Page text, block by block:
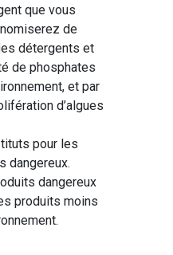
que vous
de
détergents et
de phosphates
et par
d’algues
pour les
dangereux.
dangereux
produits moins